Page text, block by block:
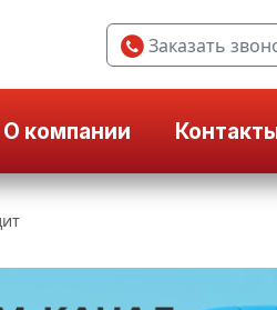
Заказать
О компании